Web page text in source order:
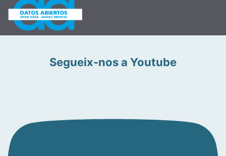
Segueix-nos a Youtube